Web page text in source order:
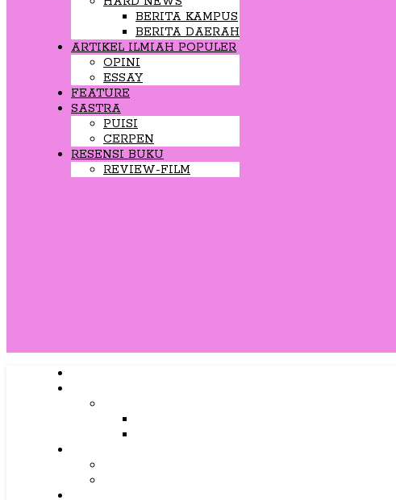
BERITA KAMPUS
BERITA DAERAH
ARTIKEL ILMIAH POPULER
OPINI
ESSAY
FEATURE
SASTRA
PUISI
CERPEN
RESENSI BUKU
REVIEW-FILM